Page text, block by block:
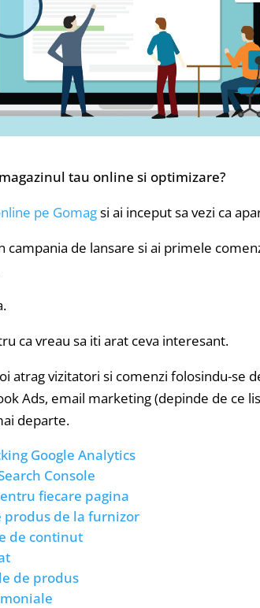
tau online si optimizare?
pe Gomagsi ai inceput sa vezi ca
campania de lansare si ai primele
ca vreau sa iti arat ceva interesant.
atrag vizitatori si comenzi folosindu-se
Ads, email marketing (depinde de ce
departe.
Google Analytics
Console
fiecare pagina
produs de la furnizor
de continut
de produs